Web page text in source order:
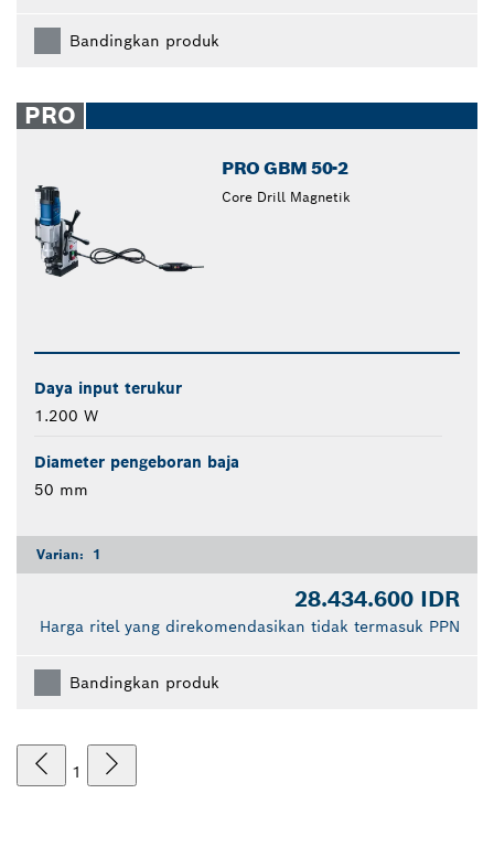
Bandingkan produk
PRO
PRO GBM 50-2
Core Drill Magnetik
Daya input terukur
1.200 W
Diameter pengeboran baja
50 mm
Varian: 1
28.434.600 IDR
Harga ritel yang direkomendasikan tidak termasuk PPN
Bandingkan produk
1